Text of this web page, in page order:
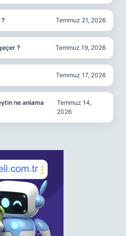
Temmuz 21, 2026
? Temmuz 19, 2026
Temmuz 17, 2026
ne anlama
Temmuz 14,
2026